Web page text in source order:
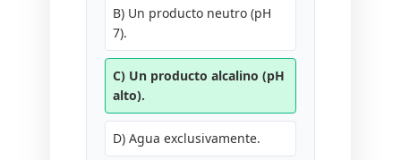
B) Un producto neutro (pH
7).
C) Un producto alcalino (pH
alto).
D) Agua exclusivamente.